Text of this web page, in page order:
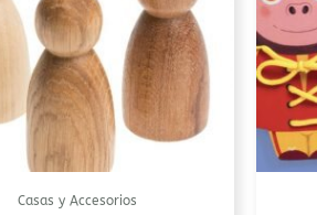
Casas y Accesorios